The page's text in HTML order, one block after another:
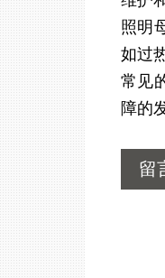
照明
如过
常见
障的
留